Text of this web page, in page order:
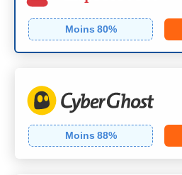
Moins 80%
Moins 88%